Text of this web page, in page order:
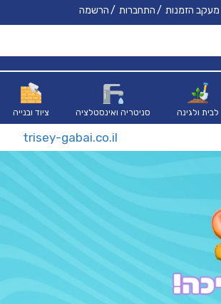
מעקב הזמנות התחברות הרשמה
לבית ולגינה סניטריה ואינסטלציה ציוד ובנייה
trisey-gabai.co.il